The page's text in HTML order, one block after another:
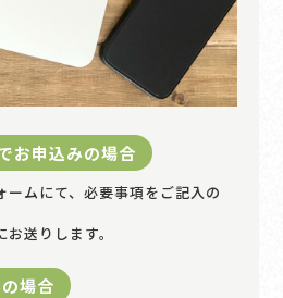
お申込みの場合
ームにて、必要事項をご記入の
送りします。
場合